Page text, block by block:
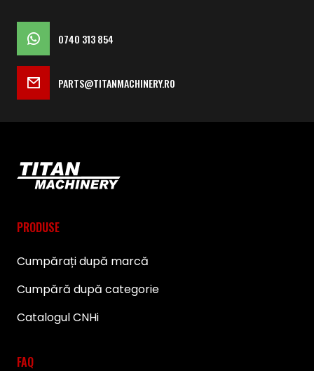
0740 313 854
PARTS@TITANMACHINERY.RO
PRODUSE
Cumpărați după marcă
Cumpără după categorie
Catalogul CNHi
FAQ